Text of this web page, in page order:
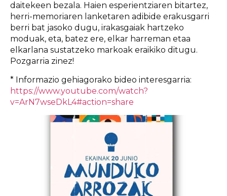
daitekeen bezala. Haien esperientziaren bitartez,
herri-memoriaren lanketaren adibide erakusgarri
berri bat jasoko dugu, irakasgaiak hartzeko
moduak, eta, batez ere, elkar harreman etaa
elkarlana sustatzeko markoak eraikiko ditugu.
Pozgarria zinez!
* Informazio gehiagorako bideo interesgarria:
https://www.youtube.com/watch?
v=ArN7wseDkL4#action=share